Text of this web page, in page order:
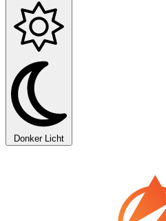
Donker Licht